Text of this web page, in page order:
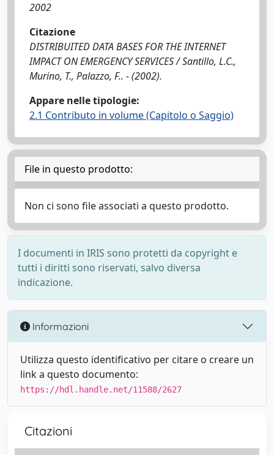
2002
Citazione
DISTRIBUITED DATA BASES FOR THE INTERNET
IMPACT ON EMERGENCY SERVICES / Santillo, L.C.,
Murino, T., Palazzo, F.. - (2002).
Appare nelle tipologie:
2.1 Contributo in volume (Capitolo o Saggio)
File in questo prodotto:
Non ci sono file associati a questo prodotto.
I documenti in IRIS sono protetti da copyright e
tutti i diritti sono riservati, salvo diversa
indicazione.
Informazioni
Utilizza questo identificativo per citare o creare un
link a questo documento:
https://hdl.handle.net/11588/2627
Citazioni